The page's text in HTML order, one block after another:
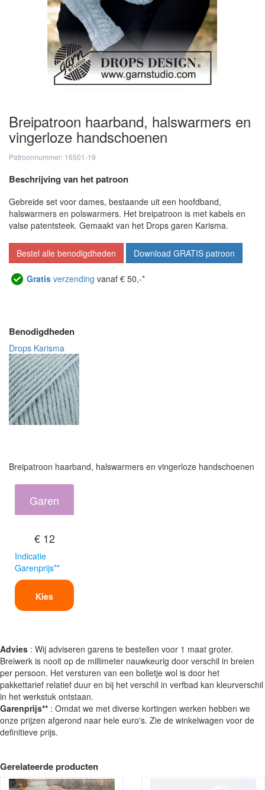
Breipatroon haarband, halswarmers en
vingerloze handschoenen
Patroonnummer: 16501-19
Beschrijving van het patroon
Gebreide set voor dames, bestaande uit een hoofdband,
halswarmers en polswarmers. Het breipatroon is met kabels en
valse patentsteek. Gemaakt van het Drops garen Karisma.
Bestel alle benodigdheden Download GRATIS patroon
Gratis verzending vanaf € 50,-*
Benodigdheden
Drops Karisma
Breipatroon haarband, halswarmers en vingerloze handschoenen
Garen
€ 12
Indicatie
Garenprijs**
Kies
Advies : Wij adviseren garens te bestellen voor 1 maat groter.
Breiwerk is nooit op de millimeter nauwkeurig door verschil in breien
per persoon. Het versturen van een bolletje wol is door het
pakkettarief relatief duur en bij het verschil in verfbad kan kleurverschil
in het werkstuk ontstaan.
Garenprijs** : Omdat we met diverse kortingen werken hebben we
onze prijzen afgerond naar hele euro's. Zie de winkelwagen voor de
definitieve prijs.
Gerelateerde producten